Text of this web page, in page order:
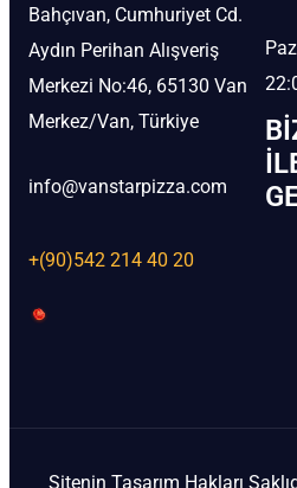
Bahçıvan, Cumhuriyet Cd.
Aydın Perihan Alışveriş
Merkezi No:46, 65130 Van
Merkez/Van, Türkiye
info@vanstarpizza.com
+(90)542 214 40 20
Sitenin Tasarım Hakları